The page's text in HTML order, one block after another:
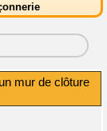
mur de clôture